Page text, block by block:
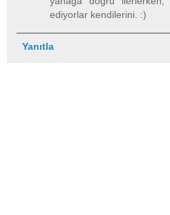
ediyorlar kendilerini. :)
Yanıtla